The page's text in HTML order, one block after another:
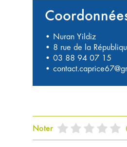
• Nuran Yildiz
• 8 rue de la
• 03 88 94 07 15
•
Noter